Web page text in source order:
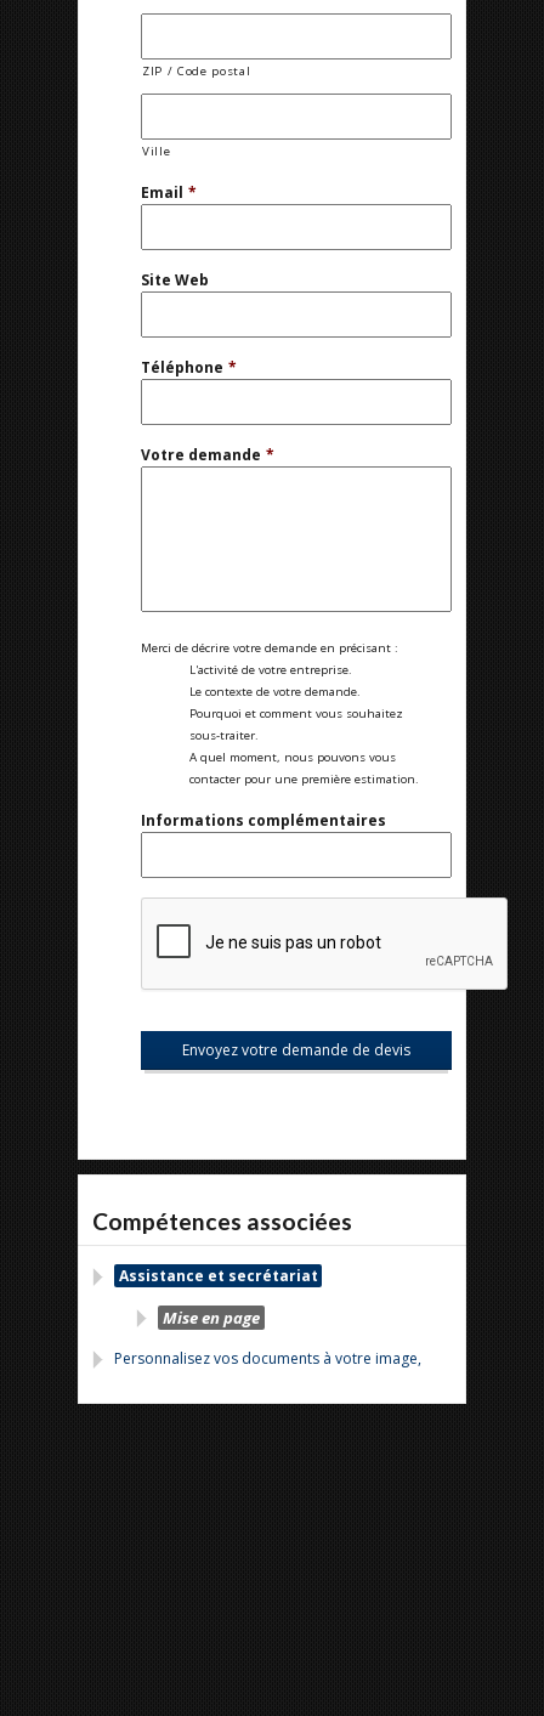
ZIP / Code postal
Ville
Email *
Site Web
Téléphone *
Votre demande *
Merci de décrire votre demande en précisant :
L'activité de votre entreprise.
Le contexte de votre demande.
Pourquoi et comment vous souhaitez
sous-traiter.
A quel moment, nous pouvons vous
contacter pour une première estimation.
Informations complémentaires
Compétences associées
Assistance et secrétariat
Mise en page
Personnalisez vos documents à votre image,